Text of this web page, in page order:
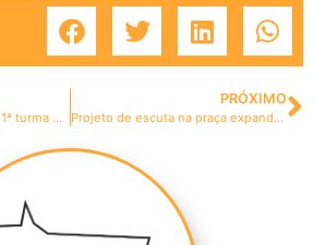
Inscrições abertas para a 1ª turma do curso Fortalecimento da temática hanseníase para o diagnóstico e tratamento em MT
PRÓXIMO
Projeto de escuta na praça expande o cuidado em saúde mental para moradores de São José do Rio Claro-MT